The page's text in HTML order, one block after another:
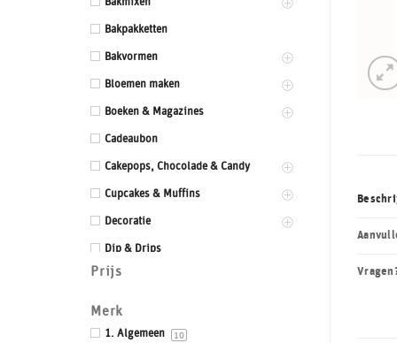
Bakpakketten
Bakvormen
Bloemen maken
Boeken & Magazines
Cadeaubon
Cakepops, Chocolade & Candy
Cupcakes & Muffins
Decoratie
Dip & Drips
Dozen & Dummies
Drums & Boards
Eetbaar kant
Prijs
Merk
1. Algemeen 10